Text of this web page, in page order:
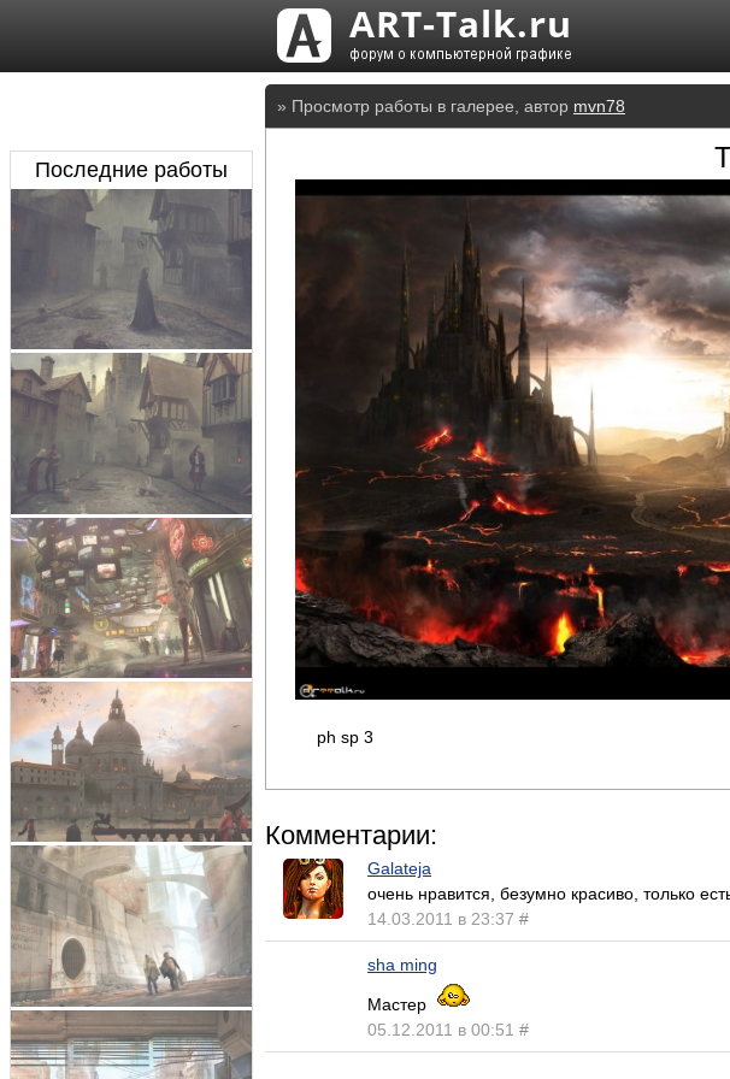
» Просмотр работы в галерее, автор mvn78
ph sp 3
Комментарии:
Galateja
очень нравится, безумно красиво, только
14.03.2011 в 23:37 #
sha ming
Мастер
05.12.2011 в 00:51 #
Последние работы